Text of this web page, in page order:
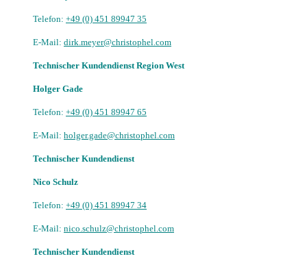
Telefon: +49 (0) 451 89947 35
E-Mail: dirk.meyer@christophel.com
Technischer Kundendienst Region West
Holger Gade
Telefon: +49 (0) 451 89947 65
E-Mail: holger.gade@christophel.com
Technischer Kundendienst
Nico Schulz
Telefon: +49 (0) 451 89947 34
E-Mail: nico.schulz@christophel.com
Technischer Kundendienst